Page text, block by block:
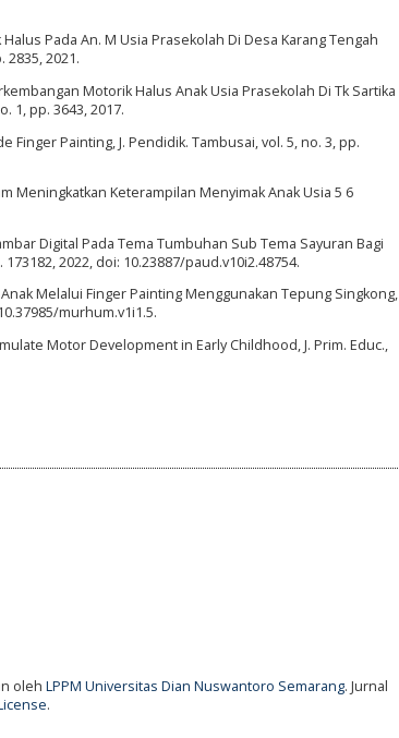
Pada An. M Usia Prasekolah Di Desa Karang Tengah
2835, 2021.
Motorik Halus Anak Usia Prasekolah Di Tk Sartika
1, pp. 3643, 2017.
Painting, J. Pendidik. Tambusai, vol. 5, no. 3, pp.
Meningkatkan Keterampilan Menyimak Anak Usia 5 6
Digital Pada Tema Tumbuhan Sub Tema Sayuran Bagi
2022, doi: 10.23887/paud.v10i2.48754.
Melalui Finger Painting Menggunakan Tepung Singkong,
murhum.v1i1.5.
Motor Development in Early Childhood, J. Prim. Educ.,
oleh LPPM Universitas Dian Nuswantoro Semarang. Jurnal
.